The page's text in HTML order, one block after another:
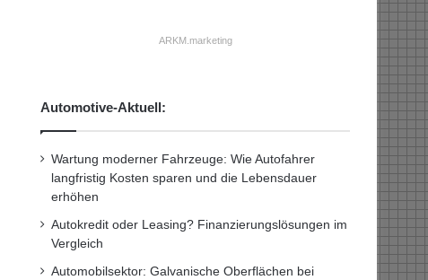
ARKM.marketing
Automotive-Aktuell:
Wartung moderner Fahrzeuge: Wie Autofahrer
langfristig Kosten sparen und die Lebensdauer
erhöhen
Autokredit oder Leasing? Finanzierungslösungen im
Vergleich
Automobilsektor: Galvanische Oberflächen bei